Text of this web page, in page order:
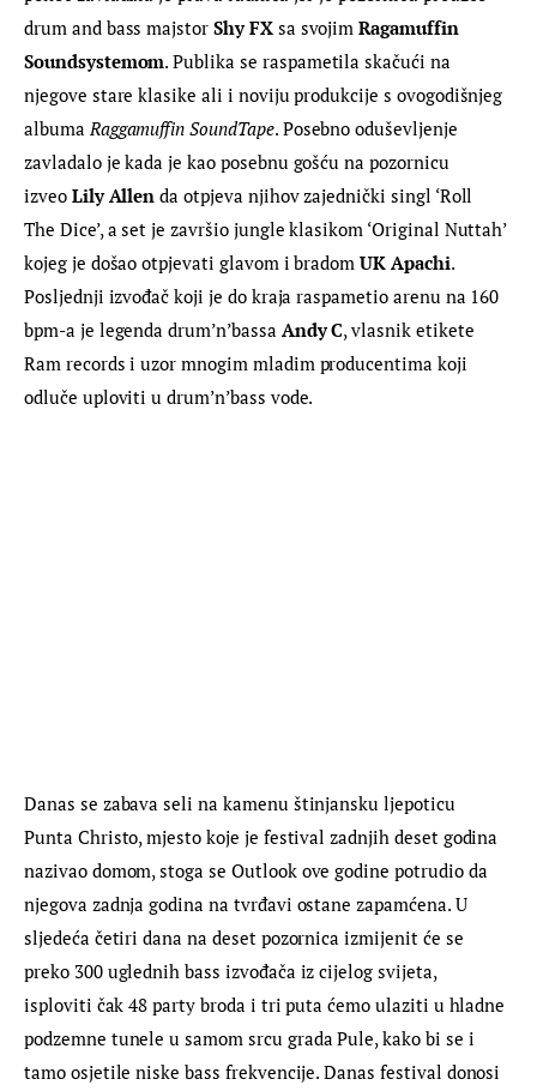
drum and bass majstor Shy FX sa svojim Ragamuffin
Soundsystemom. Publika se raspametila skačući na
njegove stare klasike ali i noviju produkcije s ovogodišnjeg
albuma Raggamuffin SoundTape. Posebno oduševljenje
zavladalo je kada je kao posebnu gošću na pozornicu
izveo Lily Allen da otpjeva njihov zajednički singl ‘Roll
The Dice’, a set je završio jungle klasikom ‘Original Nuttah’
kojeg je došao otpjevati glavom i bradom UK Apachi.
Posljednji izvođač koji je do kraja raspametio arenu na 160
bpm-a je legenda drum’n’bassa Andy C, vlasnik etikete
Ram records i uzor mnogim mladim producentima koji
odluče uploviti u drum’n’bass vode.
Danas se zabava seli na kamenu štinjansku ljepoticu
Punta Christo, mjesto koje je festival zadnjih deset godina
nazivao domom, stoga se Outlook ove godine potrudio da
njegova zadnja godina na tvrđavi ostane zapamćena. U
sljedeća četiri dana na deset pozornica izmijenit će se
preko 300 uglednih bass izvođača iz cijelog svijeta,
isploviti čak 48 party broda i tri puta ćemo ulaziti u hladne
podzemne tunele u samom srcu grada Pule, kako bi se i
tamo osjetile niske bass frekvencije. Danas festival donosi